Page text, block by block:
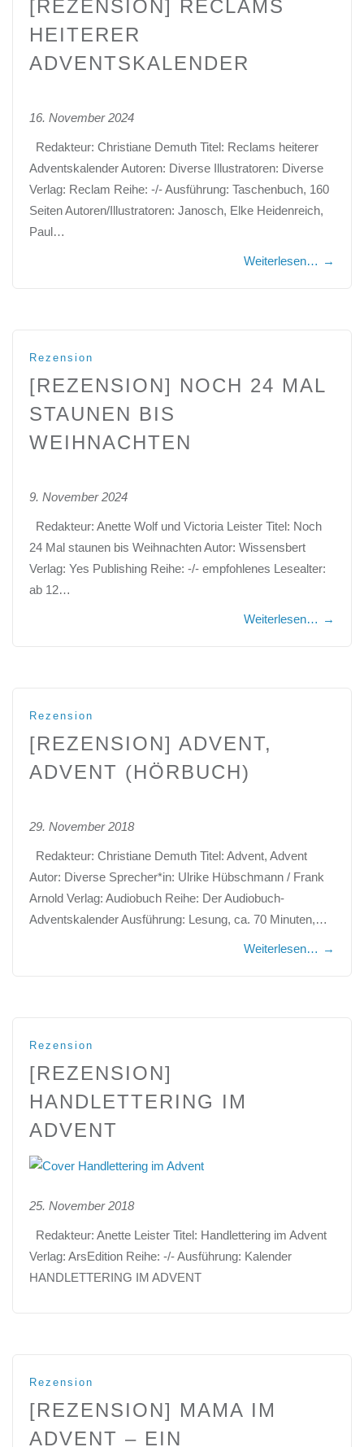
[REZENSION] RECLAMS
HEITERER
ADVENTSKALENDER
16. November 2024
Redakteur: Christiane Demuth Titel: Reclams heiterer
Adventskalender Autoren: Diverse Illustratoren: Diverse
Verlag: Reclam Reihe: -/- Ausführung: Taschenbuch, 160
Seiten Autoren/Illustratoren: Janosch, Elke Heidenreich,
Paul…
Weiterlesen… →
Rezension
[REZENSION] NOCH 24 MAL
STAUNEN BIS
WEIHNACHTEN
9. November 2024
Redakteur: Anette Wolf und Victoria Leister Titel: Noch
24 Mal staunen bis Weihnachten Autor: Wissensbert
Verlag: Yes Publishing Reihe: -/- empfohlenes Lesealter:
ab 12…
Weiterlesen… →
Rezension
[REZENSION] ADVENT,
ADVENT (HÖRBUCH)
29. November 2018
Redakteur: Christiane Demuth Titel: Advent, Advent
Autor: Diverse Sprecher*in: Ulrike Hübschmann / Frank
Arnold Verlag: Audiobuch Reihe: Der Audiobuch-
Adventskalender Ausführung: Lesung, ca. 70 Minuten,…
Weiterlesen… →
Rezension
[REZENSION]
HANDLETTERING IM
ADVENT
25. November 2018
Redakteur: Anette Leister Titel: Handlettering im Advent
Verlag: ArsEdition Reihe: -/- Ausführung: Kalender
HANDLETTERING IM ADVENT
Rezension
[REZENSION] MAMA IM
ADVENT – EIN